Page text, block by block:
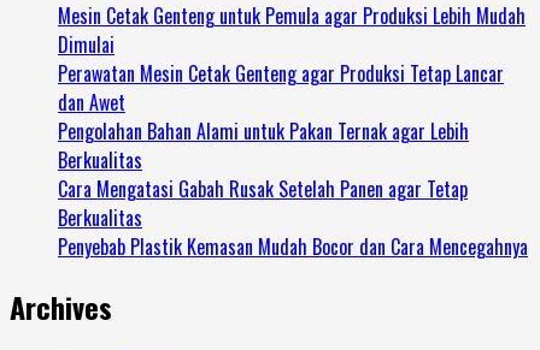
Mesin Cetak Genteng untuk Pemula agar Produksi Lebih Mudah
Dimulai
Perawatan Mesin Cetak Genteng agar Produksi Tetap Lancar
dan Awet
Pengolahan Bahan Alami untuk Pakan Ternak agar Lebih
Berkualitas
Cara Mengatasi Gabah Rusak Setelah Panen agar Tetap
Berkualitas
Penyebab Plastik Kemasan Mudah Bocor dan Cara Mencegahnya
Archives